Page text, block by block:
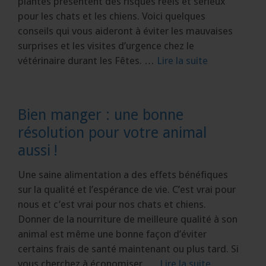
pour les chats et les chiens. Voici quelques
conseils qui vous aideront à éviter les mauvaises
surprises et les visites d’urgence chez le
vétérinaire durant les Fêtes. … Lire la suite
Bien manger : une bonne
résolution pour votre animal
aussi !
Une saine alimentation a des effets bénéfiques
sur la qualité et l’espérance de vie. C’est vrai pour
nous et c’est vrai pour nos chats et chiens.
Donner de la nourriture de meilleure qualité à son
animal est même une bonne façon d’éviter
certains frais de santé maintenant ou plus tard. Si